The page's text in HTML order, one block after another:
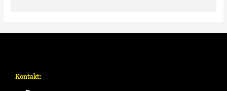
Kontakt: